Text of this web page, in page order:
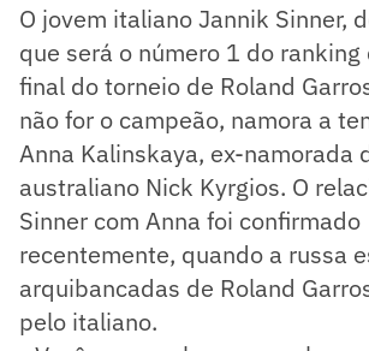
O jovem italiano Jannik Sinner,
que será o número 1 do ranking
final do torneio de Roland
não for o campeão, namora a
Anna Kalinskaya, ex-namorada
australiano Nick Kyrgios. O
Sinner com Anna foi confirmado
recentemente, quando a russa
arquibancadas de Roland
pelo italiano.